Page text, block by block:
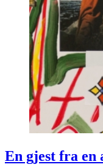
En gjest fra en